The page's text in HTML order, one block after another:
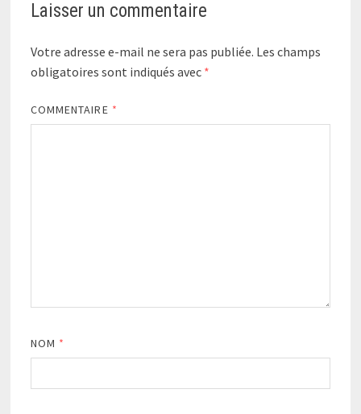
Laisser un commentaire
Votre adresse e-mail ne sera pas publiée. Les champs
obligatoires sont indiqués avec *
COMMENTAIRE *
NOM *